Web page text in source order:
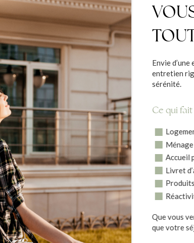
Envie
entretien
sérénité.
Ce qui
Accueil
Livret
Que vous
que votre